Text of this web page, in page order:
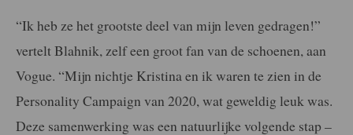
“Ik heb ze het grootste deel van mijn leven gedragen!”
vertelt Blahnik, zelf een groot fan van de schoenen, aan
Vogue. “Mijn nichtje Kristina en ik waren te zien in de
Personality Campaign van 2020, wat geweldig leuk was.
Deze samenwerking was een natuurlijke volgende stap –